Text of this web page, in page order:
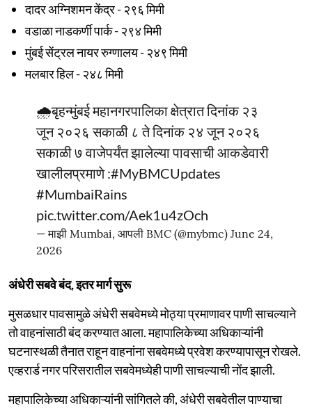
दादर अग्निशमन केंद्र - २९६ मिमी
वडाळा नाडकर्णी पार्क - २९४ मिमी
मुंबई सेंट्रल नायर रुग्णालय - २४९ मिमी
मलबार हिल - २४८ मिमी
🌧️बृहन्मुंबई महानगरपालिका क्षेत्रात दिनांक २३
जून २०२६ सकाळी ८ ते दिनांक २४ जून २०२६
सकाळी ७ वाजेपर्यंत झालेल्या पावसाची आकडेवारी
खालीलप्रमाणे :#MyBMCUpdates
#MumbaiRains
pic.twitter.com/Aek1u4zOch
— माझी Mumbai, आपली BMC (@mybmc) June 24,
2026
अंधेरी सबवे बंद, इतर मार्ग सुरू
मुसळधार पावसामुळे अंधेरी सबवेमध्ये मोठ्या प्रमाणावर पाणी साचल्याने
तो वाहनांसाठी बंद करण्यात आला. महापालिकेच्या अधिकाऱ्यांनी
घटनास्थळी तैनात राहून वाहनांना सबवेमध्ये प्रवेश करण्यापासून रोखले.
एव्हरार्ड नगर परिसरातील सबवेमध्येही पाणी साचल्याची नोंद झाली.
महापालिकेच्या अधिकाऱ्यांनी सांगितले की, अंधेरी सबवेतील पाण्याचा